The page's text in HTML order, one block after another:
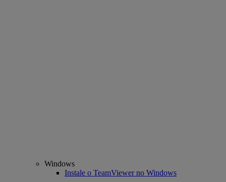
Windows
Instale o TeamViewer no Windows